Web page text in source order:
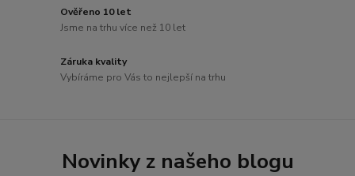
Ověřeno 10 let
Jsme na trhu více než 10 let
Záruka kvality
Vybíráme pro Vás to nejlepší na trhu
Novinky z našeho blogu